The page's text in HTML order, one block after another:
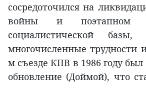
сосредоточился на
войны и поэтапном
социалистической
многочисленные трудности
м съезде КПВ в 1986 году
обновление (Доймой), что